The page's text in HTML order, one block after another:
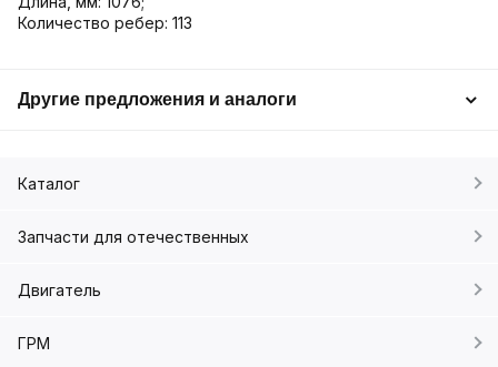
Количество ребер: 113
Другие предложения и аналоги
Каталог
Запчасти для отечественных
Двигатель
ГРМ